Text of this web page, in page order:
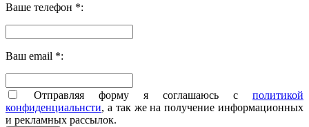
Ваше телефон *:
Ваш email *:
Отправляя форму я соглашаюсь с политикой
конфиденциальнсти, а так же на получение информационных
и рекламных рассылок.